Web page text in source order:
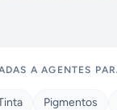
AAGENTES
Pigmentos